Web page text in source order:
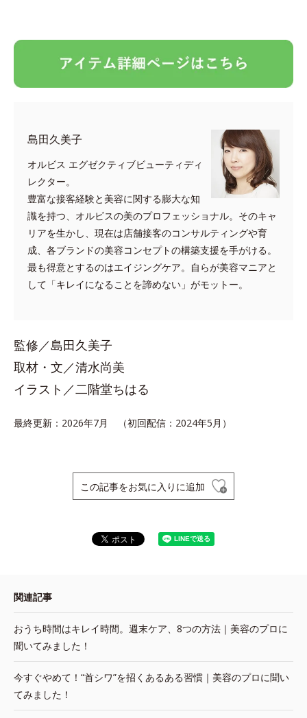
島田久美子
オルビス エグゼクティブビューティディ
レクター。
豊富な接客経験と美容に関する膨大な知
識を持つ、オルビスの美のプロフェッショナル。そのキャ
リアを生かし、現在は店舗接客のコンサルティングや育
成、各ブランドの美容コンセプトの構築支援を手がける。
最も得意とするのはエイジングケア。自らが美容マニアと
して「キレイになることを諦めない」がモットー。
監修／島田久美子
取材・文／清水尚美
イラスト／二階堂ちはる
最終更新：2026年7月 （初回配信：2024年5月）
この記事をお気に入りに追加
関連記事
おうち時間はキレイ時間。週末ケア、8つの方法｜美容のプロに
聞いてみました！
今すぐやめて！“首シワ”を招くあるある習慣｜美容のプロに聞い
てみました！